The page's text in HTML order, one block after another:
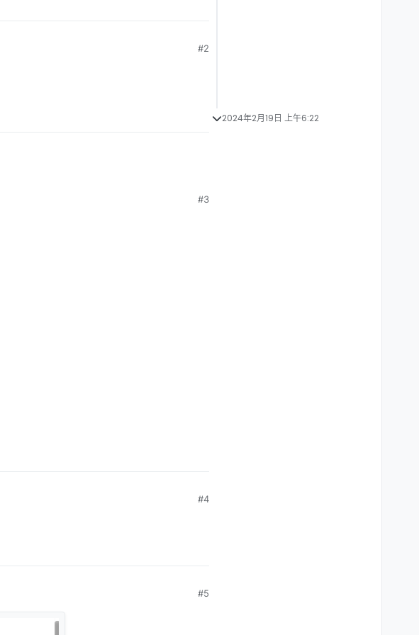
#2
#3
#4
#5
2024年2月19日 上午6:22